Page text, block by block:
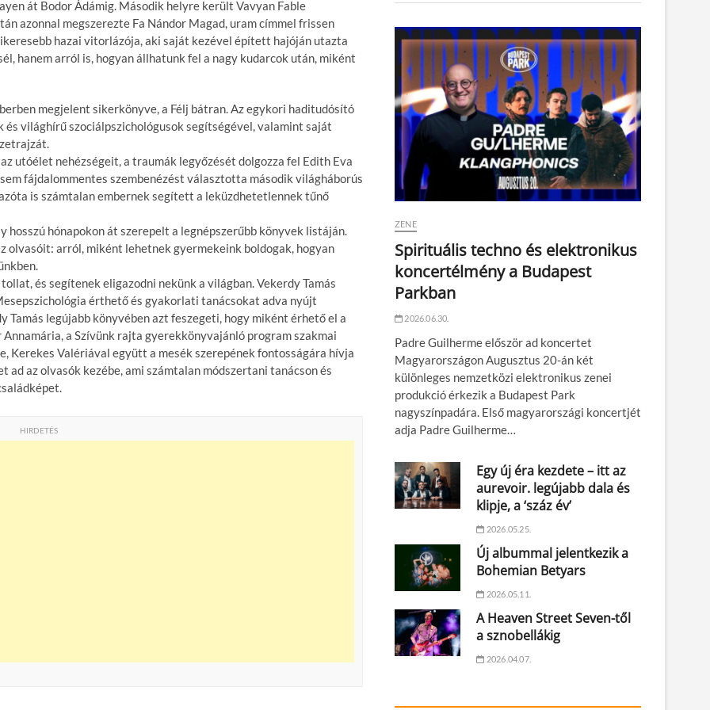
át Bodor Ádámig. Második helyre került Vavyan Fable
azonnal megszerezte Fa Nándor Magad, uram címmel frissen
hazai vitorlázója, aki saját kezével épített hajóján utazta
hanem arról is, hogyan állhatunk fel a nagy kudarcok után, miként
megjelent sikerkönyve, a Félj bátran. Az egykori haditudósító
világhírű szociálpszichológusok segítségével, valamint saját
utóélet nehézségeit, a traumák legyőzését dolgozza fel Edith Eva
fájdalommentes szembenézést választotta második világháborús
is számtalan embernek segített a leküzdhetetlennek tűnő
hónapokon át szerepelt a legnépszerűbb könyvek listáján.
olvasóit: arról, miként lehetnek gyermekeink boldogak, hogyan
és segítenek eligazodni nekünk a világban. Vekerdy Tamás
érthető és gyakorlati tanácsokat adva nyújt
legújabb könyvében azt feszegeti, hogy miként érhető el a
a Szívünk rajta gyerekkönyvajánló program szakmai
Kerekes Valériával együtt a mesék szerepének fontosságára hívja
az olvasók kezébe, ami számtalan módszertani tanácson és
HIRDETÉS
ZENE
Spirituális techno és elektronikus
koncertélmény a Budapest
Parkban
2026.06.30.
Padre Guilherme először ad koncertet
Magyarországon Augusztus 20-án két
különleges nemzetközi elektronikus zenei
produkció érkezik a Budapest Park
nagyszínpadára. Első magyarországi koncertjét
adja Padre Guilherme…
Egy új éra kezdete – itt az
aurevoir. legújabb dala és
klipje, a ‘száz év’
2026.05.25.
Új albummal jelentkezik a
Bohemian Betyars
2026.05.11.
A Heaven Street Seven-től
a sznobellákig
2026.04.07.